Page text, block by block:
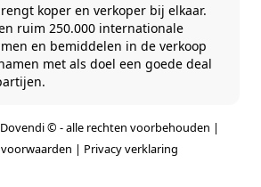
koper en verkoper bij elkaar.
ruim 250.000 internationale
en bemiddelen in de verkoop
met als doel een goede deal
© - alle rechten voorbehouden |
| Privacy verklaring